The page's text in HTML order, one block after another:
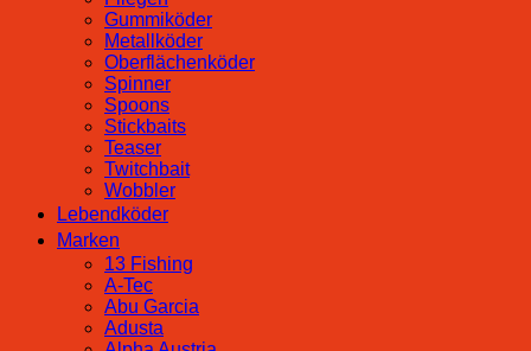
Gummiköder
Metallköder
Oberflächenköder
Spinner
Spoons
Stickbaits
Teaser
Twitchbait
Wobbler
Lebendköder
Marken
13 Fishing
A-Tec
Abu Garcia
Adusta